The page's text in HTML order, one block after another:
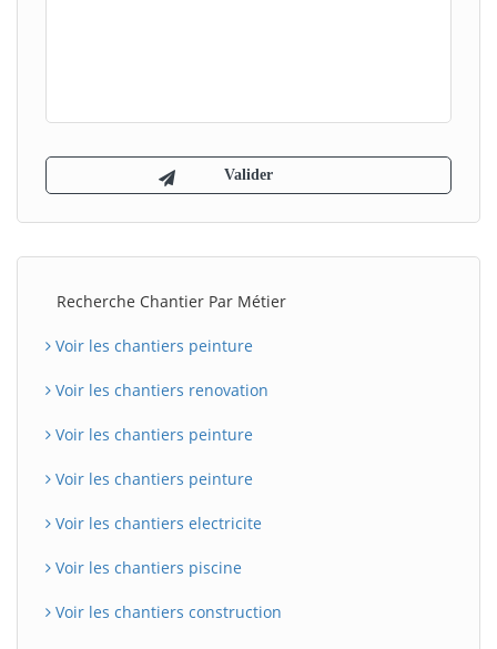
Recherche Chantier Par Métier
Voir les chantiers peinture
Voir les chantiers renovation
Voir les chantiers peinture
Voir les chantiers peinture
Voir les chantiers electricite
Voir les chantiers piscine
Voir les chantiers construction